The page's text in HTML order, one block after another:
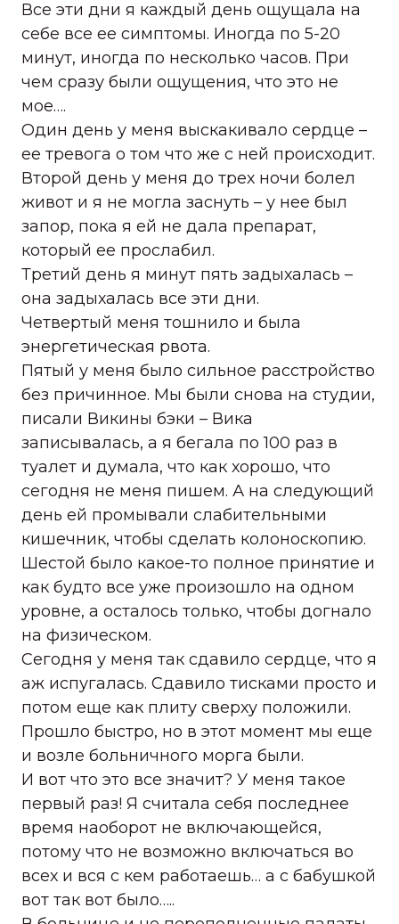
Все эти дни я каждый день ощущала на
себе все ее симптомы. Иногда по 5-20
минут, иногда по несколько часов. При
чем сразу были ощущения, что это не
мое….
Один день у меня выскакивало сердце –
ее тревога о том что же с ней происходит.
Второй день у меня до трех ночи болел
живот и я не могла заснуть – у нее был
запор, пока я ей не дала препарат,
который ее прослабил.
Третий день я минут пять задыхалась –
она задыхалась все эти дни.
Четвертый меня тошнило и была
энергетическая рвота.
Пятый у меня было сильное расстройство
без причинное. Мы были снова на студии,
писали Викины бэки – Вика
записывалась, а я бегала по 100 раз в
туалет и думала, что как хорошо, что
сегодня не меня пишем. А на следующий
день ей промывали слабительными
кишечник, чтобы сделать колоноскопию.
Шестой было какое-то полное принятие и
как будто все уже произошло на одном
уровне, а осталось только, чтобы догнало
на физическом.
Сегодня у меня так сдавило сердце, что я
аж испугалась. Сдавило тисками просто и
потом еще как плиту сверху положили.
Прошло быстро, но в этот момент мы еще
и возле больничного морга были.
И вот что это все значит? У меня такое
первый раз! Я считала себя последнее
время наоборот не включающейся,
потому что не возможно включаться во
всех и вся с кем работаешь… а с бабушкой
вот так вот было…..